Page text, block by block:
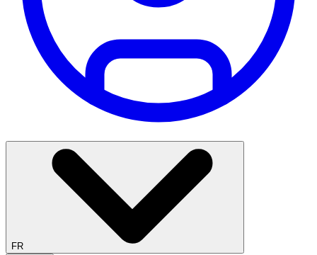
FR